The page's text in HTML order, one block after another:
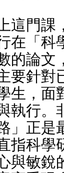
這門課
在「科
的論文
要針對
生，面
執行。
」正是
指科學
與敏銳